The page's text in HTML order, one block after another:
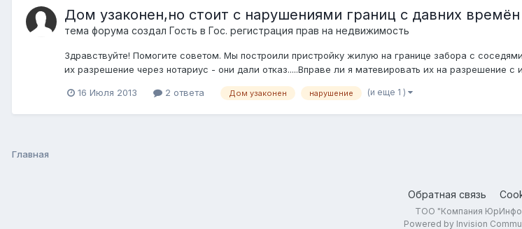
Дом узаконен,но стоит с нарушениями границ с давних времён
тема форума создал Гость в Гос. регистрация прав на недвижимость
Здравствуйте! Помогите советом. Мы построили пристройку жилую на границе забора с
их разрешение через нотариус - они дали отказ.....Вправе ли я матевировать их на разрешение с
16 Июля 2013 2 ответа Дом узаконен нарушение (и еще 1 )
Главная
Обратная связь
ТОО "Компания
Powered by Invision